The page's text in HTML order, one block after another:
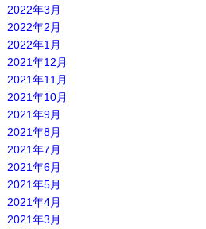
2022年3月
2022年2月
2022年1月
2021年12月
2021年11月
2021年10月
2021年9月
2021年8月
2021年7月
2021年6月
2021年5月
2021年4月
2021年3月